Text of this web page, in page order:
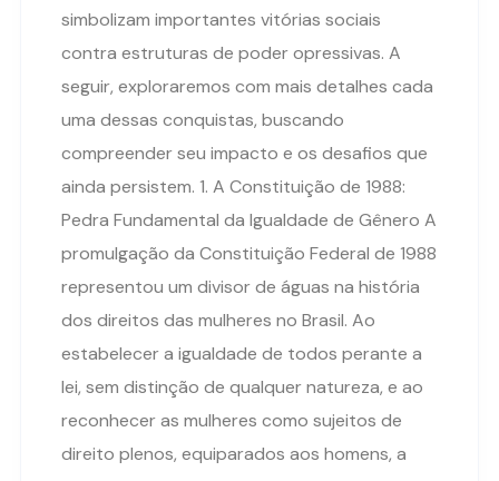
simbolizam importantes vitórias sociais
contra estruturas de poder opressivas. A
seguir, exploraremos com mais detalhes cada
uma dessas conquistas, buscando
compreender seu impacto e os desafios que
ainda persistem. 1. A Constituição de 1988:
Pedra Fundamental da Igualdade de Gênero A
promulgação da Constituição Federal de 1988
representou um divisor de águas na história
dos direitos das mulheres no Brasil. Ao
estabelecer a igualdade de todos perante a
lei, sem distinção de qualquer natureza, e ao
reconhecer as mulheres como sujeitos de
direito plenos, equiparados aos homens, a